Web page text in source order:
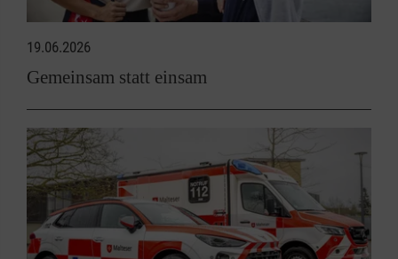
19.06.2026
Gemeinsam statt einsam